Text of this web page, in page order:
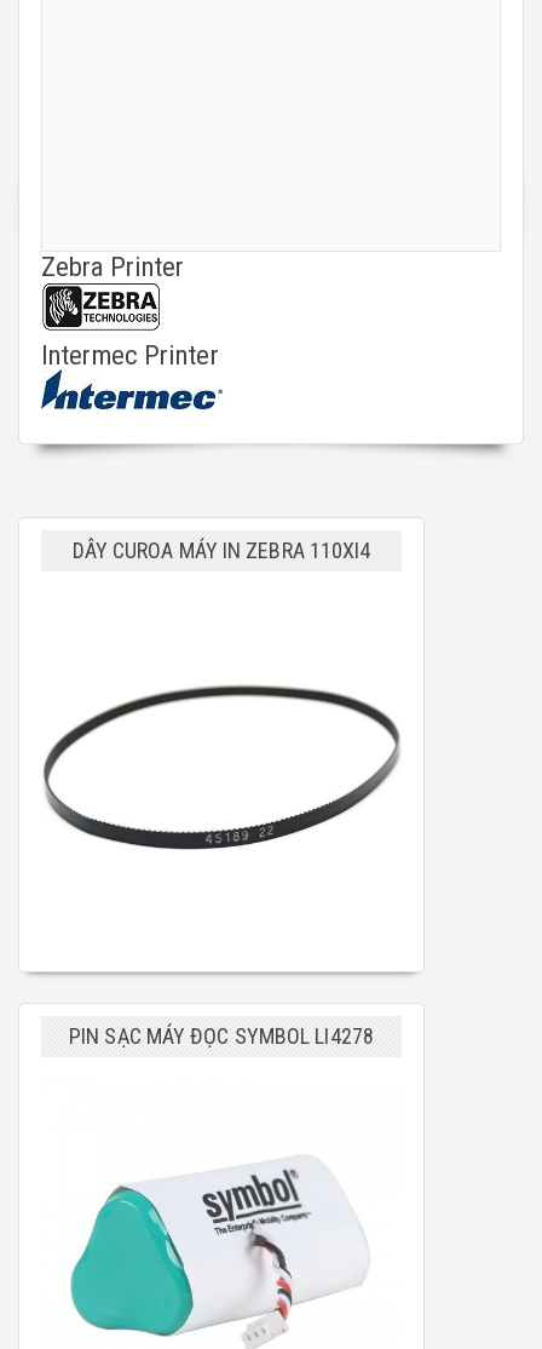
Zebra Printer
Intermec Printer
DÂY CUROA MÁY IN ZEBRA 110XI4
PIN SẠC MÁY ĐỌC SYMBOL LI4278